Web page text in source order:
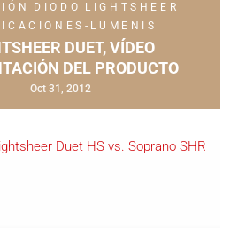
DIODO
LIGHTSHEER
LUMENIS
DUET, VÍDEO
DEL PRODUCTO
Oct 31, 2012